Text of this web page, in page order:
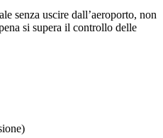
senza uscire dall’aeroporto, non
si supera il controllo delle